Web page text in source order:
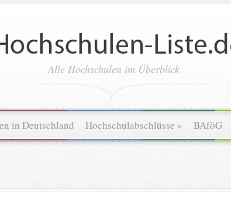
Alle Hochschulen im Überblick
in Deutschland Hochschulabschlüsse » BAföG